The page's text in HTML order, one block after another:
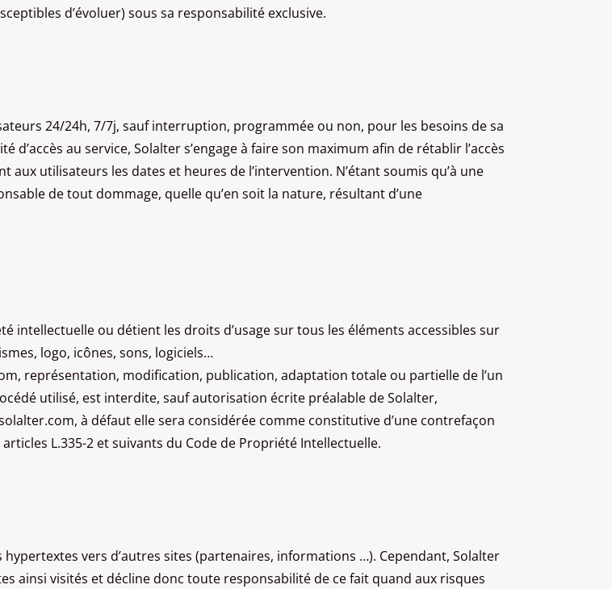
d’évoluer) sous sa responsabilité exclusive.
24/24h, 7/7j, sauf interruption, programmée ou non, pour les besoins de sa
d’accès au service, Solalter s’engage à faire son maximum afin de rétablir l’accès
utilisateurs les dates et heures de l’intervention. N’étant soumis qu’à une
de tout dommage, quelle qu’en soit la nature, résultant d’une
ou détient les droits d’usage sur tous les éléments accessibles sur
logo, icônes, sons, logiciels…
représentation, modification, publication, adaptation totale ou partielle de l’un
utilisé, est interdite, sauf autorisation écrite préalable de Solalter,
à défaut elle sera considérée comme constitutive d’une contrefaçon
L.335-2 et suivants du Code de Propriété Intellectuelle.
vers d’autres sites (partenaires, informations …). Cependant, Solalter
ainsi visités et décline donc toute responsabilité de ce fait quand aux risques